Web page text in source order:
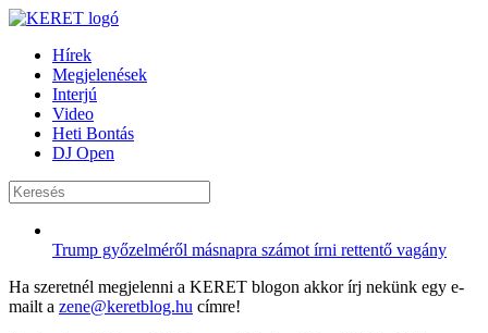
Hírek
Megjelenések
Interjú
Video
Heti Bontás
DJ Open
Trump győzelméről másnapra számot írni rettentő vagány
Ha szeretnél megjelenni a KERET blogon akkor írj nekünk egy e-
mailt a zene@keretblog.hu címre!